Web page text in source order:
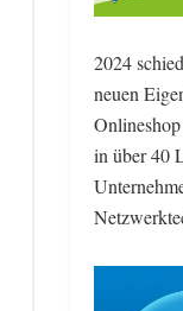
2024
neuen
in über 40